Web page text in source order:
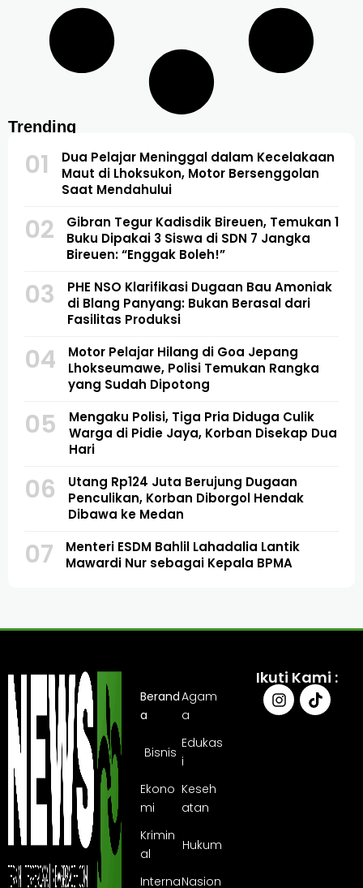
Trending
01
Dua Pelajar Meninggal dalam Kecelakaan
Maut di Lhoksukon, Motor Bersenggolan
Saat Mendahului
02
Gibran Tegur Kadisdik Bireuen, Temukan 1
Buku Dipakai 3 Siswa di SDN 7 Jangka
Bireuen: “Enggak Boleh!”
03
PHE NSO Klarifikasi Dugaan Bau Amoniak
di Blang Panyang: Bukan Berasal dari
Fasilitas Produksi
04
Motor Pelajar Hilang di Goa Jepang
Lhokseumawe, Polisi Temukan Rangka
yang Sudah Dipotong
05
Mengaku Polisi, Tiga Pria Diduga Culik
Warga di Pidie Jaya, Korban Disekap Dua
Hari
06
Utang Rp124 Juta Berujung Dugaan
Penculikan, Korban Diborgol Hendak
Dibawa ke Medan
07
Menteri ESDM Bahlil Lahadalia Lantik
Mawardi Nur sebagai Kepala BPMA
Berand
a
Agam
a
Bisnis
Edukas
i
Ekono
mi
Keseh
atan
Krimin
al
Hukum
InternaNasion
Ikuti Kami :